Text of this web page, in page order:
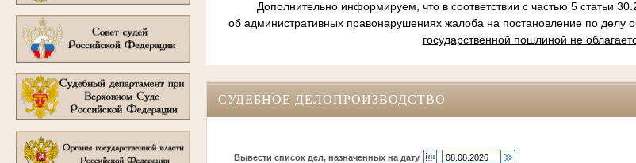
Дополнительно информируем, что в соответствии с частью 5 статьи
об административных правонарушениях жалоба на постановление по делу
государственной пошлиной не
СУДЕБНОЕ ДЕЛОПРОИЗВОДСТВО
Вывести список дел, назначенных на дату